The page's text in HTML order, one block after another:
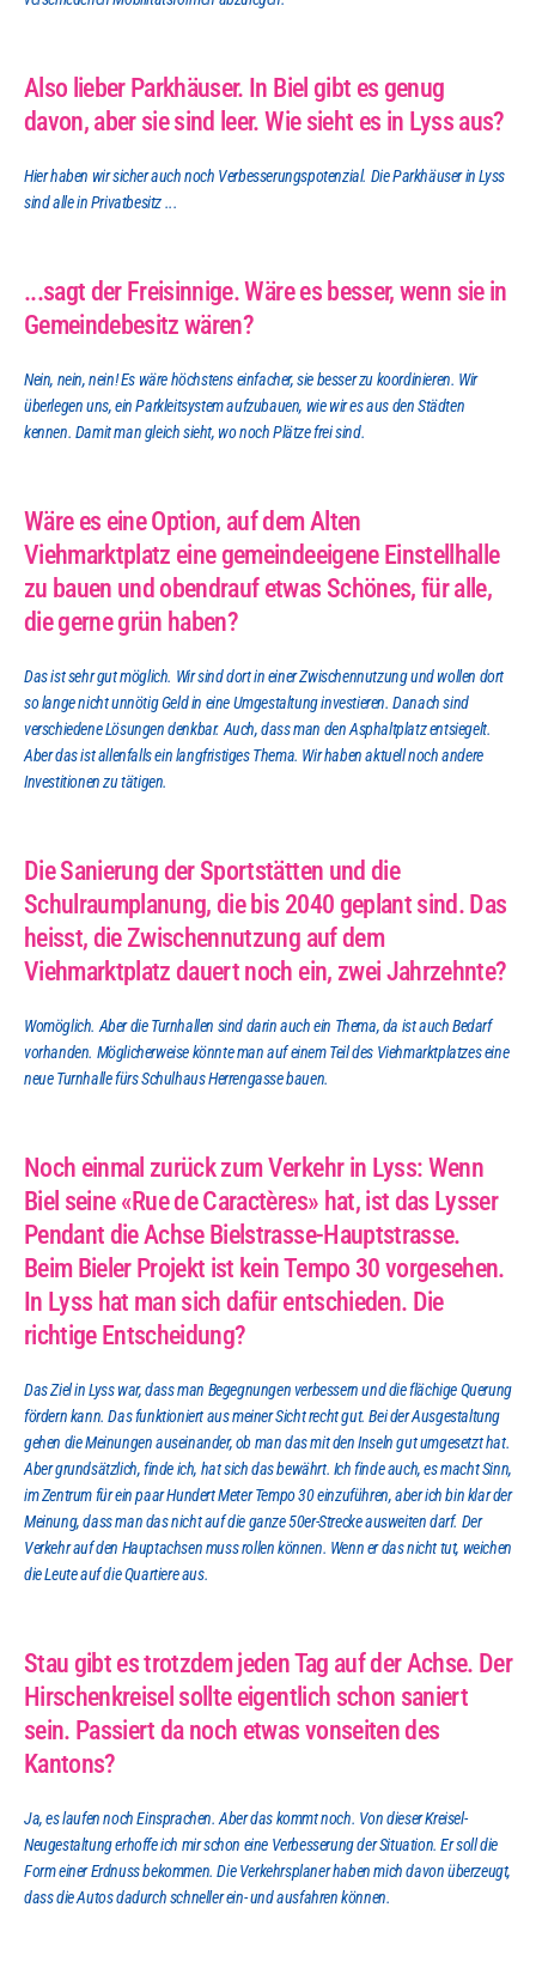
Also lieber Parkhäuser. In Biel gibt es genug
davon, aber sie sind leer. Wie sieht es in Lyss aus?
Hier haben wir sicher auch noch Verbesserungspotenzial. Die Parkhäuser in Lyss
sind alle in Privatbesitz ...
...sagt der Freisinnige. Wäre es besser, wenn sie in
Gemeindebesitz wären?
Nein, nein, nein! Es wäre höchstens einfacher, sie besser zu koordinieren. Wir
überlegen uns, ein Parkleitsystem aufzubauen, wie wir es aus den Städten
kennen. Damit man gleich sieht, wo noch Plätze frei sind.
Wäre es eine Option, auf dem Alten
Viehmarktplatz eine gemeindeeigene Einstellhalle
zu bauen und obendrauf etwas Schönes, für alle,
die gerne grün haben?
Das ist sehr gut möglich. Wir sind dort in einer Zwischennutzung und wollen dort
so lange nicht unnötig Geld in eine Umgestaltung investieren. Danach sind
verschiedene Lösungen denkbar. Auch, dass man den Asphaltplatz entsiegelt.
Aber das ist allenfalls ein langfristiges Thema. Wir haben aktuell noch andere
Investitionen zu tätigen.
Die Sanierung der Sportstätten und die
Schulraumplanung, die bis 2040 geplant sind. Das
heisst, die Zwischennutzung auf dem
Viehmarktplatz dauert noch ein, zwei Jahrzehnte?
Womöglich. Aber die Turnhallen sind darin auch ein Thema, da ist auch Bedarf
vorhanden. Möglicherweise könnte man auf einem Teil des Viehmarktplatzes eine
neue Turnhalle fürs Schulhaus Herrengasse bauen.
Noch einmal zurück zum Verkehr in Lyss: Wenn
Biel seine «Rue de Caractères» hat, ist das Lysser
Pendant die Achse Bielstrasse-Hauptstrasse.
Beim Bieler Projekt ist kein Tempo 30 vorgesehen.
In Lyss hat man sich dafür entschieden. Die
richtige Entscheidung?
Das Ziel in Lyss war, dass man Begegnungen verbessern und die flächige Querung
fördern kann. Das funktioniert aus meiner Sicht recht gut. Bei der Ausgestaltung
gehen die Meinungen auseinander, ob man das mit den Inseln gut umgesetzt hat.
Aber grundsätzlich, finde ich, hat sich das bewährt. Ich finde auch, es macht Sinn,
im Zentrum für ein paar Hundert Meter Tempo 30 einzuführen, aber ich bin klar der
Meinung, dass man das nicht auf die ganze 50er-Strecke ausweiten darf. Der
Verkehr auf den Hauptachsen muss rollen können. Wenn er das nicht tut, weichen
die Leute auf die Quartiere aus.
Stau gibt es trotzdem jeden Tag auf der Achse. Der
Hirschenkreisel sollte eigentlich schon saniert
sein. Passiert da noch etwas vonseiten des
Kantons?
Ja, es laufen noch Einsprachen. Aber das kommt noch. Von dieser Kreisel-
Neugestaltung erhoffe ich mir schon eine Verbesserung der Situation. Er soll die
Form einer Erdnuss bekommen. Die Verkehrsplaner haben mich davon überzeugt,
dass die Autos dadurch schneller ein- und ausfahren können.